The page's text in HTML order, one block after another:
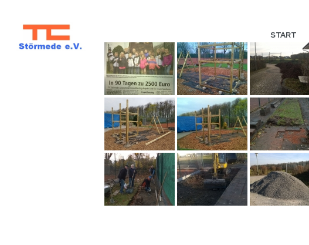
START